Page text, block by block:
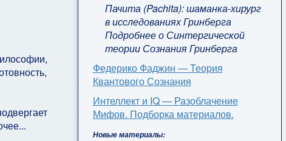
Пачита (Pachita): шаманка-хирург
в исследованиях Гринберга
Подробнее о Синтергической
теории Сознания Гринберга
Федерико Фаджин — Теория
Квантового Сознания
Интеллект и IQ — Разоблачение
Мифов. Подборка материалов.
Новые материалы: